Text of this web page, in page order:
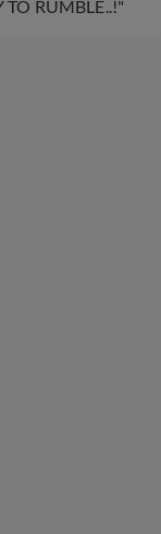
TO RUMBLE..!"